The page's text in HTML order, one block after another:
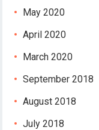
May 2020
April 2020
March 2020
September 2018
August 2018
July 2018